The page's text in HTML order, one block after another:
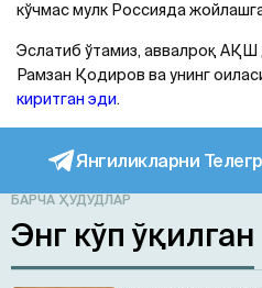
кўчмас мулк Россияда
Эслатиб ўтамиз, аввалроқ
Рамзан Қодиров ва унинг
киритган эди.
Янгиликларни
БАРЧА ҲУДУДЛАР
Энг кўп ўқилган